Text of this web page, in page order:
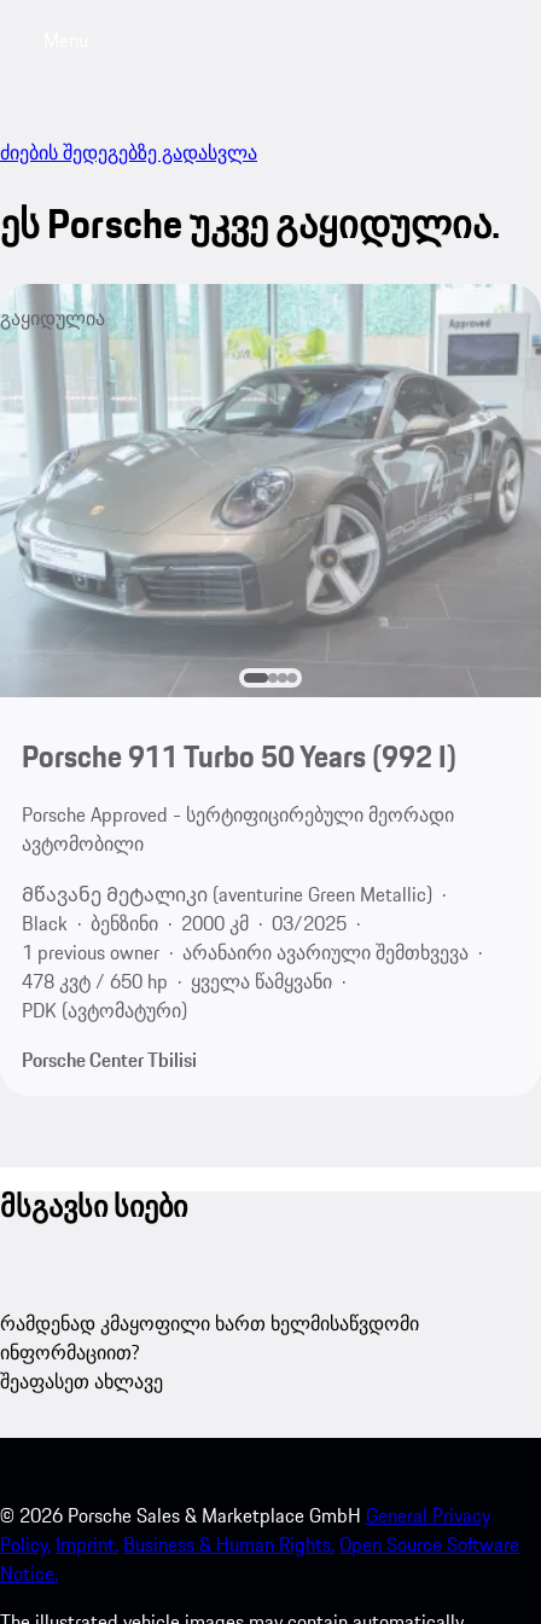
ძიების შედეგებზე გადასვლა
ეს Porsche უკვე გაყიდულია.
გაყიდულია
Porsche 911 Turbo 50 Years(992 I)
Porsche Approved - სერტიფიცირებული მეორადი
ავტომობილი
Მწავანე Მეტალიკი (aventurine Green Metallic)
Black
ბენზინი 2000 კმ
03/2025
1 previous owner
არანაირი ავარიული შემთხვევა
478 კვტ / 650 hp
ყველა წამყვანი
PDK (ავტომატური)
Porsche Center Tbilisi
მსგავსი სიები
რამდენად კმაყოფილი ხართ ხელმისაწვდომი
ინფორმაციით?
შეაფასეთ ახლავე
© 2026 Porsche Sales & Marketplace GmbH General Privacy
Policy. Imprint. Business & Human Rights.Open Source Software
Notice.